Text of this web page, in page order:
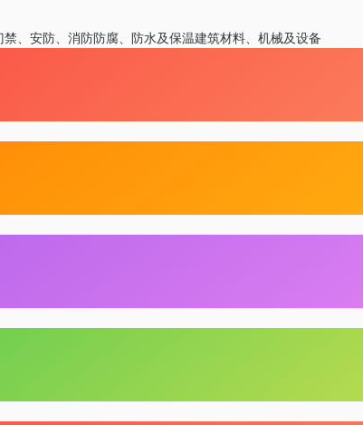
禁、安防、消防防腐、防水及保温建筑材料、机械及设备